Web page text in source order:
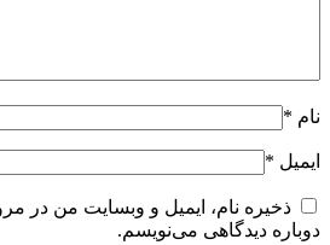
نام *
ایمیل *
ذخیره نام، ایمیل و وبسایت من در
دوباره دیدگاهی می‌نویسم.